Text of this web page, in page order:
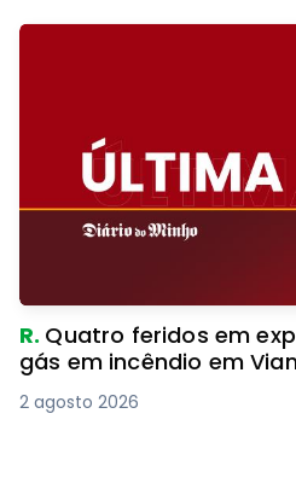
R. Quatro feridos em
gás em incêndio em
2 agosto 2026